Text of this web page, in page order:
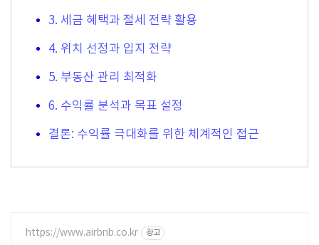
3. 세금 혜택과 절세 전략 활용
4. 위치 선정과 입지 전략
5. 부동산 관리 최적화
6. 수익률 분석과 목표 설정
결론: 수익률 극대화를 위한 체계적인 접근
https://www.airbnb.co.kr 광고